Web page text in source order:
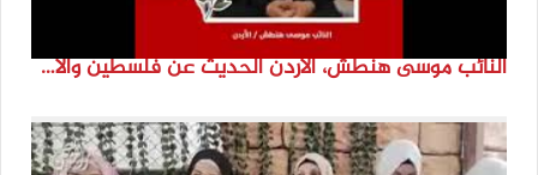
النائب موسى هنطش، الأردن الحديث عن فلسطين والاقصى هو عنصر تحدي من تحديات الأُمة في تاريخها الطويل. #انتماء2022